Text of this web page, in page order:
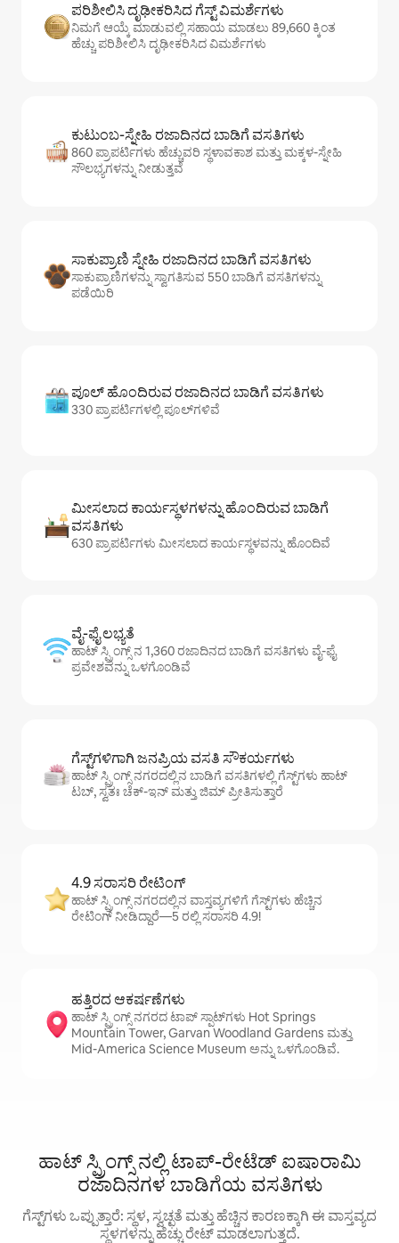
ಪರಿಶೀಲಿಸಿ ದೃಢೀಕರಿಸಿದ ಗೆಸ್ಟ್ ವಿಮರ್ಶೆಗಳು
ನಿಮಗೆ ಆಯ್ಕೆ ಮಾಡುವಲ್ಲಿ ಸಹಾಯ ಮಾಡಲು 89,660 ಕ್ಕಿಂತ
ಹೆಚ್ಚು ಪರಿಶೀಲಿಸಿ ದೃಢೀಕರಿಸಿದ ವಿಮರ್ಶೆಗಳು
ಕುಟುಂಬ-ಸ್ನೇಹಿ ರಜಾದಿನದ ಬಾಡಿಗೆ ವಸತಿಗಳು
860 ಪ್ರಾಪರ್ಟಿಗಳು ಹೆಚ್ಚುವರಿ ಸ್ಥಳಾವಕಾಶ ಮತ್ತು ಮಕ್ಕಳ-ಸ್ನೇಹಿ
ಸೌಲಭ್ಯಗಳನ್ನು ನೀಡುತ್ತವೆ
ಸಾಕುಪ್ರಾಣಿ ಸ್ನೇಹಿ ರಜಾದಿನದ ಬಾಡಿಗೆ ವಸತಿಗಳು
ಸಾಕುಪ್ರಾಣಿಗಳನ್ನು ಸ್ವಾಗತಿಸುವ 550 ಬಾಡಿಗೆ ವಸತಿಗಳನ್ನು
ಪಡೆಯಿರಿ
ಪೂಲ್ ಹೊಂದಿರುವ ರಜಾದಿನದ ಬಾಡಿಗೆ ವಸತಿಗಳು
330 ಪ್ರಾಪರ್ಟಿಗಳಲ್ಲಿ ಪೂಲ್‌‌‌‌‌‌‌‌‌ಗಳಿವೆ
ಮೀಸಲಾದ ಕಾರ್ಯಸ್ಥಳಗಳನ್ನು ಹೊಂದಿರುವ ಬಾಡಿಗೆ
ವಸತಿಗಳು
630 ಪ್ರಾಪರ್ಟಿಗಳು ಮೀಸಲಾದ ಕಾರ್ಯಸ್ಥಳವನ್ನು ಹೊಂದಿವೆ
ವೈ-ಫೈ ಲಭ್ಯತೆ
ಹಾಟ್ ಸ್ಪ್ರಿಂಗ್ಸ್ ನ 1,360 ರಜಾದಿನದ ಬಾಡಿಗೆ ವಸತಿಗಳು ವೈ-ಫೈ
ಪ್ರವೇಶವನ್ನು ಒಳಗೊಂಡಿವೆ
ಗೆಸ್ಟ್‌ಗಳಿಗಾಗಿ ಜನಪ್ರಿಯ ವಸತಿ ಸೌಕರ್ಯಗಳು
ಹಾಟ್ ಸ್ಪ್ರಿಂಗ್ಸ್ ನಗರದಲ್ಲಿನ ಬಾಡಿಗೆ ವಸತಿಗಳಲ್ಲಿ ಗೆಸ್ಟ್‌ಗಳು ಹಾಟ್
ಟಬ್, ಸ್ವತಃ ಚೆಕ್-ಇನ್ ಮತ್ತು ಜಿಮ್ ಪ್ರೀತಿಸುತ್ತಾರೆ
4.9 ಸರಾಸರಿ ರೇಟಿಂಗ್
ಹಾಟ್ ಸ್ಪ್ರಿಂಗ್ಸ್ ನಗರದಲ್ಲಿನ ವಾಸ್ತವ್ಯಗಳಿಗೆ ಗೆಸ್ಟ್‌ಗಳು ಹೆಚ್ಚಿನ
ರೇಟಿಂಗ್ ನೀಡಿದ್ದಾರೆ—5 ರಲ್ಲಿ ಸರಾಸರಿ 4.9!
ಹತ್ತಿರದ ಆಕರ್ಷಣೆಗಳು
ಹಾಟ್ ಸ್ಪ್ರಿಂಗ್ಸ್ ನಗರದ ಟಾಪ್ ಸ್ಪಾಟ್‌ಗಳು Hot Springs
Mountain Tower, Garvan Woodland Gardens ಮತ್ತು
Mid-America Science Museum ಅನ್ನು ಒಳಗೊಂಡಿವೆ.
ಹಾಟ್ ಸ್ಪ್ರಿಂಗ್ಸ್ ನಲ್ಲಿ ಟಾಪ್-ರೇಟೆಡ್ ಐಷಾರಾಮಿ
ರಜಾದಿನಗಳ ಬಾಡಿಗೆಯ ವಸತಿಗಳು
ಗೆಸ್ಟ್‌ಗಳು ಒಪ್ಪುತ್ತಾರೆ: ಸ್ಥಳ, ಸ್ವಚ್ಛತೆ ಮತ್ತು ಹೆಚ್ಚಿನ ಕಾರಣಕ್ಕಾಗಿ ಈ ವಾಸ್ತವ್ಯದ
ಸ್ಥಳಗಳನ್ನು ಹೆಚ್ಚು ರೇಟ್ ಮಾಡಲಾಗುತ್ತದೆ.